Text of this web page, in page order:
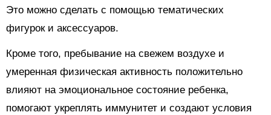
Это можно сделать с помощью тематических
фигурок и аксессуаров.
Кроме того, пребывание на свежем воздухе и
умеренная физическая активность положительно
влияют на эмоциональное состояние ребенка,
помогают укреплять иммунитет и создают условия